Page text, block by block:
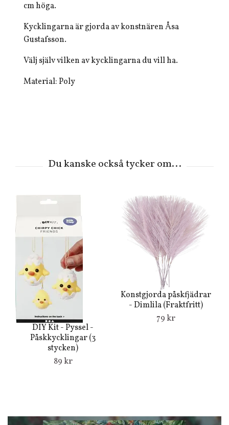
cm höga.
Kycklingarna är gjorda av konstnären Åsa
Gustafsson.
Välj själv vilken av kycklingarna du vill ha.
Material: Poly
DIY Kit - Pyssel -
Påskkycklingar (3
stycken)
89 kr
Konstgjorda påskfjädrar
- Dimlila (Fraktfritt)
79 kr